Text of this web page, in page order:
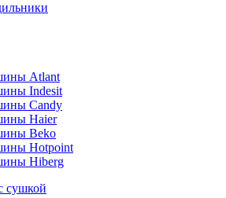
Atlant
Indesit
Candy
Haier
Beko
Hotpoint
Hiberg
сушкой